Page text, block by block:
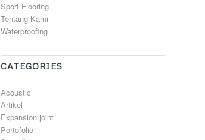
Sport Flooring
Tentang Kami
Waterproofing
CATEGORIES
Acoustic
Artikel
Expansion joint
Portofolio